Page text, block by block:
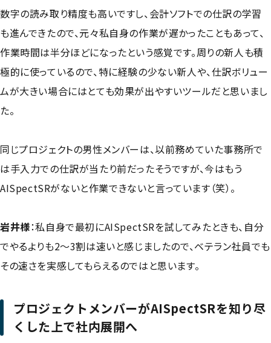
数字の読み取り精度も高いですし、会計ソフトでの仕訳の学習
も進んできたので、元々私自身の作業が遅かったこともあって、
作業時間は半分ほどになったという感覚です。周りの新人も積
極的に使っているので、特に経験の少ない新人や、仕訳ボリュー
ムが大きい場合にはとても効果が出やすいツールだと思いまし
た。
同じプロジェクトの男性メンバーは、以前務めていた事務所で
は手入力での仕訳が当たり前だったそうですが、今はもう
AISpectSRがないと作業できないと言っています（笑）。
岩井様：私自身で最初にAISpectSRを試してみたときも、自分
でやるよりも2〜3割は速いと感じましたので、ベテラン社員でも
その速さを実感してもらえるのではと思います。
プロジェクトメンバーがAISpectSRを知り尽
くした上で社内展開へ